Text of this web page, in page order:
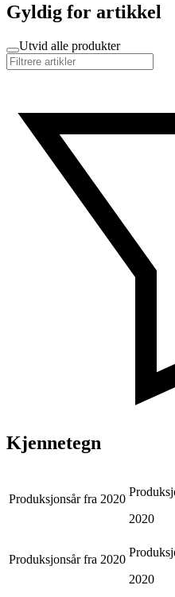
Gyldig for artikkel
Utvid alle produkter
Kjennetegn
Produksjonsår fra 2020
2020
Produksjonsår fra 2020
2020